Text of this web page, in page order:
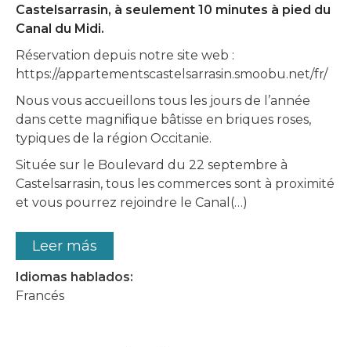
Castelsarrasin, à seulement 10 minutes à pied du
Canal du Midi.
Réservation depuis notre site web :
https://appartementscastelsarrasin.smoobu.net/fr/
Nous vous accueillons tous les jours de l’année
dans cette magnifique bâtisse en briques roses,
typiques de la région Occitanie.
Située sur le Boulevard du 22 septembre à
Castelsarrasin, tous les commerces sont à proximité
et vous pourrez rejoindre le Canal(…)
Leer más
Idiomas hablados:
Francés